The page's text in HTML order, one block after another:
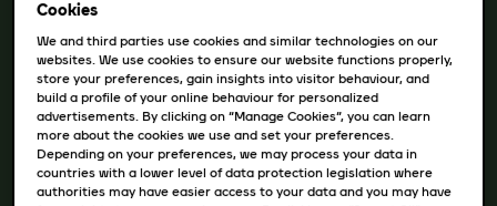
Tai „Original Black“ espreso koncentratas.
Paruoštas maišyti tiek karštą, tiek šaltą.
Mėgaukis paprastumu arba susiplak unikalų
gėrimą. Švelnus skrudinimo aromatas,
sodrus juodos kavos skonis – geriausias
pagrindas įvairiausiems kavos gėrimams
Cookies
We and third parties use cookies and similar technologies on our
websites. We use cookies to ensure our website functions properly,
store your preferences, gain insights into visitor behaviour, and
build a profile of your online behaviour for personalized
advertisements. By clicking on “Manage Cookies”, you can learn
more about the cookies we use and set your preferences.
Depending on your preferences, we may process your data in
countries with a lower level of data protection legislation where
authorities may have easier access to your data and you may have